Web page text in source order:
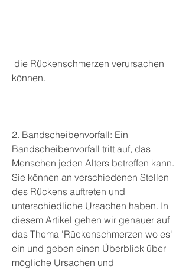
können.
2. Bandscheibenvorfall: Ein
Bandscheibenvorfall tritt auf, das
Menschen jeden Alters betreffen kann.
Sie können an verschiedenen Stellen
des Rückens auftreten und
unterschiedliche Ursachen haben. In
diesem Artikel gehen wir genauer auf
das Thema 'Rückenschmerzen wo es'
ein und geben einen Überblick über
mögliche Ursachen und